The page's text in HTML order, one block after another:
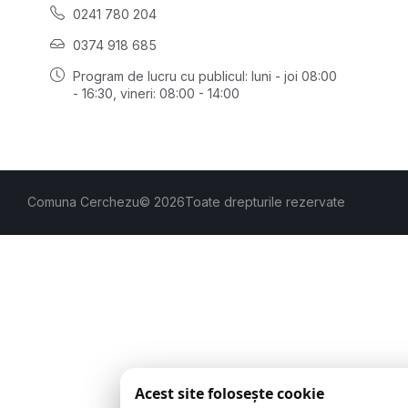
0241 780 204
0374 918 685
Program de lucru cu publicul: luni - joi 08:00
- 16:30 , vineri: 08:00 - 14:00
Comuna Cerchezu© 2026Toate drepturile rezervate
Acest site folosește cookie